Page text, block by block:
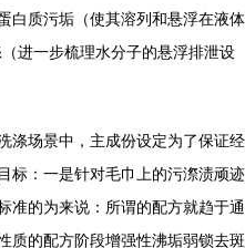
白质污垢（使其溶列和悬浮在液体
进一步梳理水分子的悬浮排泄设
涤场景中，主成份设定为了保证经
标：一是针对毛巾上的污漈渍顽迹
准的为来说：所谓的配方就趋于通
质的配方阶段增强性沸垢弱锁去斑